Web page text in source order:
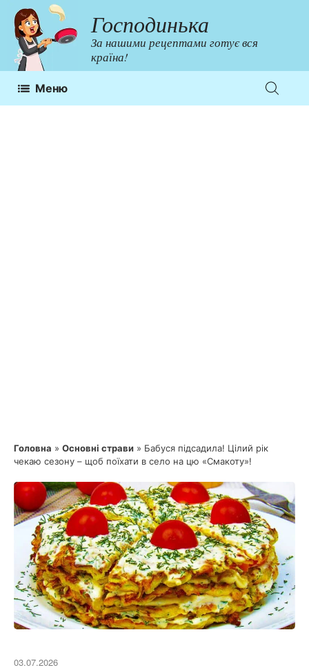
Перейти
до
контенту
Господинька
За нашими рецептами готує вся
країна!
Меню
Головна » Основні страви » Бабуся підсадила! Цілий рік
чекаю сезону – щоб поїхати в село на цю «Смакоту»!
03.07.2026